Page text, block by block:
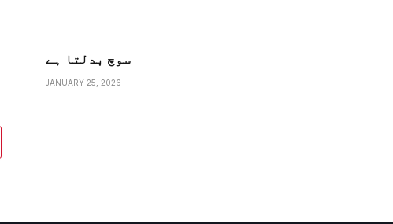
سوچ بدلتا ہے
JANUARY 25, 2026